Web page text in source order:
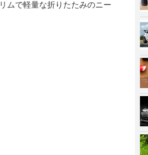
ムで軽量な折りたたみのニー